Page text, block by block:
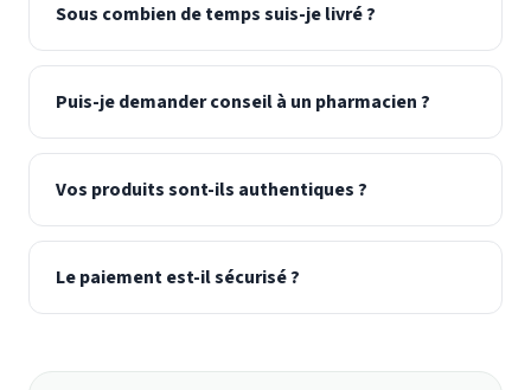
Sous combien de temps suis-je livré ?
Puis-je demander conseil à un pharmacien ?
Vos produits sont-ils authentiques ?
Le paiement est-il sécurisé ?